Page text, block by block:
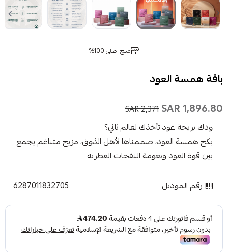
منتج اصلي 100%
باقة همسة العود
1,896.80 SAR
2,371 SAR
ودك بريحة عود تأخذك لعالم ثاني؟
بكج همسة العود، صممناها لأهل الذوق، مزيج متناغم يجمع
بين قوة العود ونعومة النفحات العطرية
رقم الموديل
6287011832705